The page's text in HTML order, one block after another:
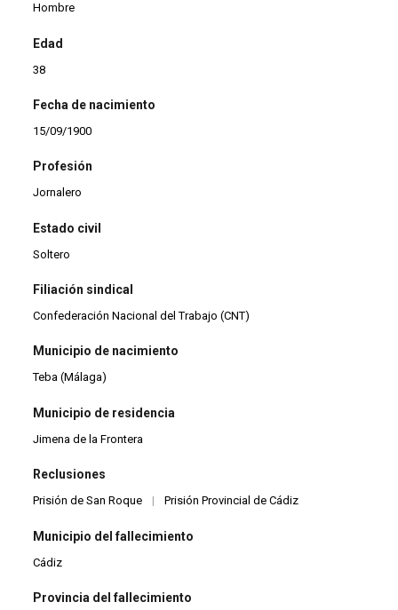
Hombre
Edad
38
Fecha de nacimiento
15/09/1900
Profesión
Jornalero
Estado civil
Soltero
Filiación sindical
Confederación Nacional del Trabajo (CNT)
Municipio de nacimiento
Teba (Málaga)
Municipio de residencia
Jimena de la Frontera
Reclusiones
Prisión de San Roque | Prisión Provincial de Cádiz
Municipio del fallecimiento
Cádiz
Provincia del fallecimiento